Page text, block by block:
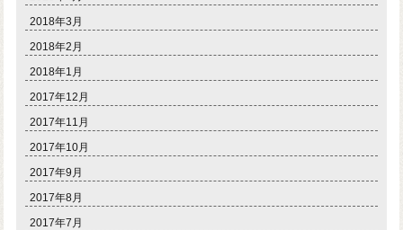
2018年3月
2018年2月
2018年1月
2017年12月
2017年11月
2017年10月
2017年9月
2017年8月
2017年7月